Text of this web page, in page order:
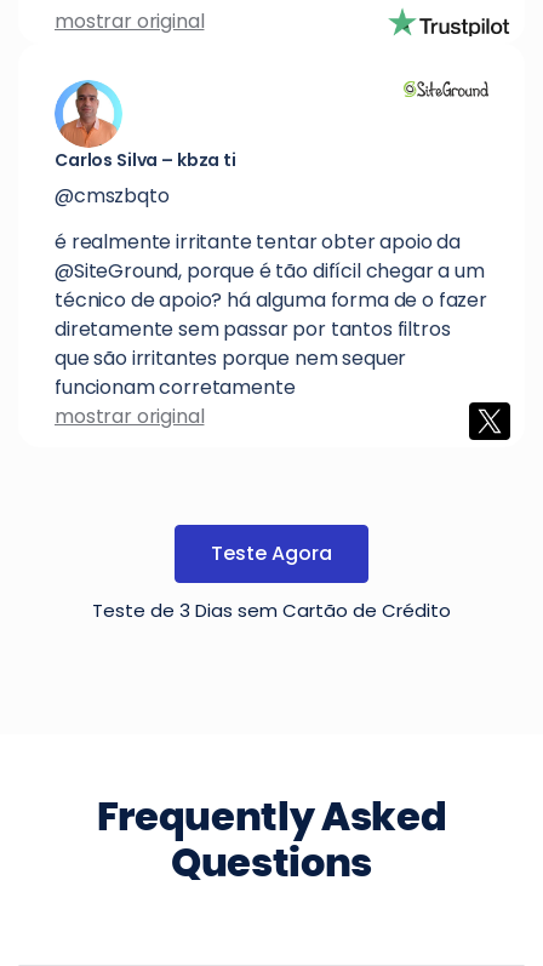
mostrar original
Carlos Silva – kbza ti
@cmszbqto
é realmente irritante tentar obter apoio da
@SiteGround, porque é tão difícil chegar a um
técnico de apoio? há alguma forma de o fazer
diretamente sem passar por tantos filtros
que são irritantes porque nem sequer
funcionam corretamente
mostrar original
Teste Agora
Teste de 3 Dias sem Cartão de Crédito
Frequently Asked
Questions